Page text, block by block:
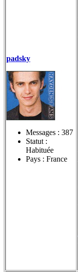
padsky
Messages : 387
Statut :
Habituée
Pays : France